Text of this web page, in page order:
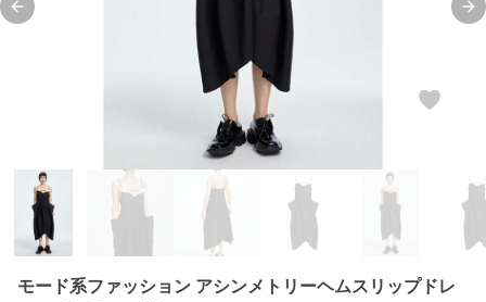
Previous slide
モード系ファッション アシンメトリーヘムスリップドレ